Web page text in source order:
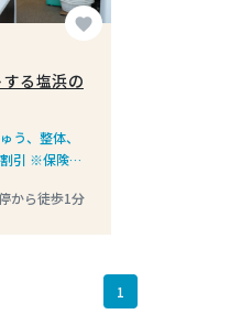
favorite
る塩浜の
う、整体、
引 ※保険適
から徒歩1分
1